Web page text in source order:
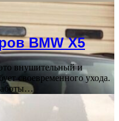
BMW X5
внушительный и
своевременного ухода.